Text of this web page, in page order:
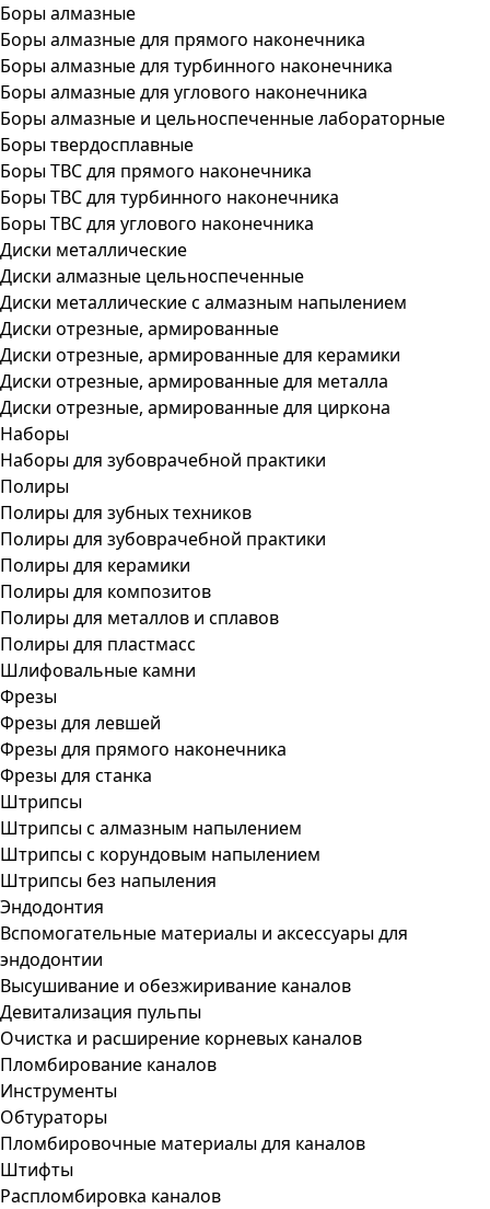
Боры алмазные
Боры алмазные для прямого наконечника
Боры алмазные для турбинного наконечника
Боры алмазные для углового наконечника
Боры алмазные и цельноспеченные лабораторные
Боры твердосплавные
Боры ТВС для прямого наконечника
Боры ТВС для турбинного наконечника
Боры ТВС для углового наконечника
Диски металлические
Диски алмазные цельноспеченные
Диски металлические с алмазным напылением
Диски отрезные, армированные
Диски отрезные, армированные для керамики
Диски отрезные, армированные для металла
Диски отрезные, армированные для циркона
Наборы
Наборы для зубоврачебной практики
Полиры
Полиры для зубных техников
Полиры для зубоврачебной практики
Полиры для керамики
Полиры для композитов
Полиры для металлов и сплавов
Полиры для пластмасс
Шлифовальные камни
Фрезы
Фрезы для левшей
Фрезы для прямого наконечника
Фрезы для станка
Штрипсы
Штрипсы c алмазным напылением
Штрипсы c корундовым напылением
Штрипсы без напыления
Эндодонтия
Вспомогательные материалы и аксессуары для
эндодонтии
Высушивание и обезжиривание каналов
Девитализация пульпы
Очистка и расширение корневых каналов
Пломбирование каналов
Инструменты
Обтураторы
Пломбировочные материалы для каналов
Штифты
Распломбировка каналов